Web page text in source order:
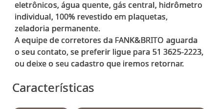
eletrônicos, água quente, gás central, hidrômetro
individual, 100% revestido em plaquetas,
zeladoria permanente.
A equipe de corretores da FANK&BRITO aguarda
o seu contato, se preferir ligue para 51 3625-2223,
Características